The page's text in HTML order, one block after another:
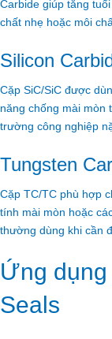
Carbide giúp tăng
chất nhẹ hoặc môi
Silicon
Cặp SiC/SiC được
năng chống mài mòn
trường công nghiệp
Tungsten
Cặp TC/TC phù hợp
tính mài mòn hoặc
thường dùng khi cần
Ứng
Seals